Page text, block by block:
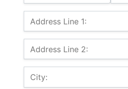
Billing Address
Address Line 1:
Address Line 2:
City: